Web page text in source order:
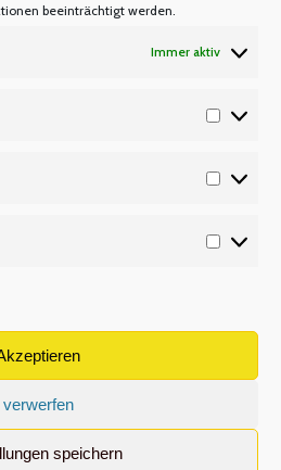
beeinträchtigt werden.
Immer aktiv
verwerfen
speichern